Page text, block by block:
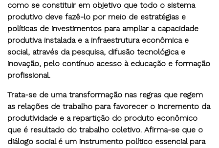
como se constituir em objetivo que todo o sistema
produtivo deve fazê-lo por meio de estratégias e
políticas de investimentos para ampliar a capacidade
produtiva instalada e a infraestrutura econômica e
social, através da pesquisa, difusão tecnológica e
inovação, pelo contínuo acesso à educação e formação
profissional.
Trata-se de uma transformação nas regras que regem
as relações de trabalho para favorecer o incremento da
produtividade e a repartição do produto econômico
que é resultado do trabalho coletivo. Afirma-se que o
diálogo social é um instrumento político essencial para